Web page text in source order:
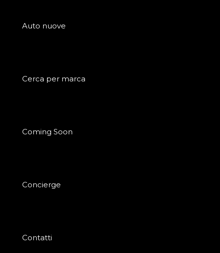
Auto nuove
Cerca per marca
Coming Soon
Concierge
Contatti